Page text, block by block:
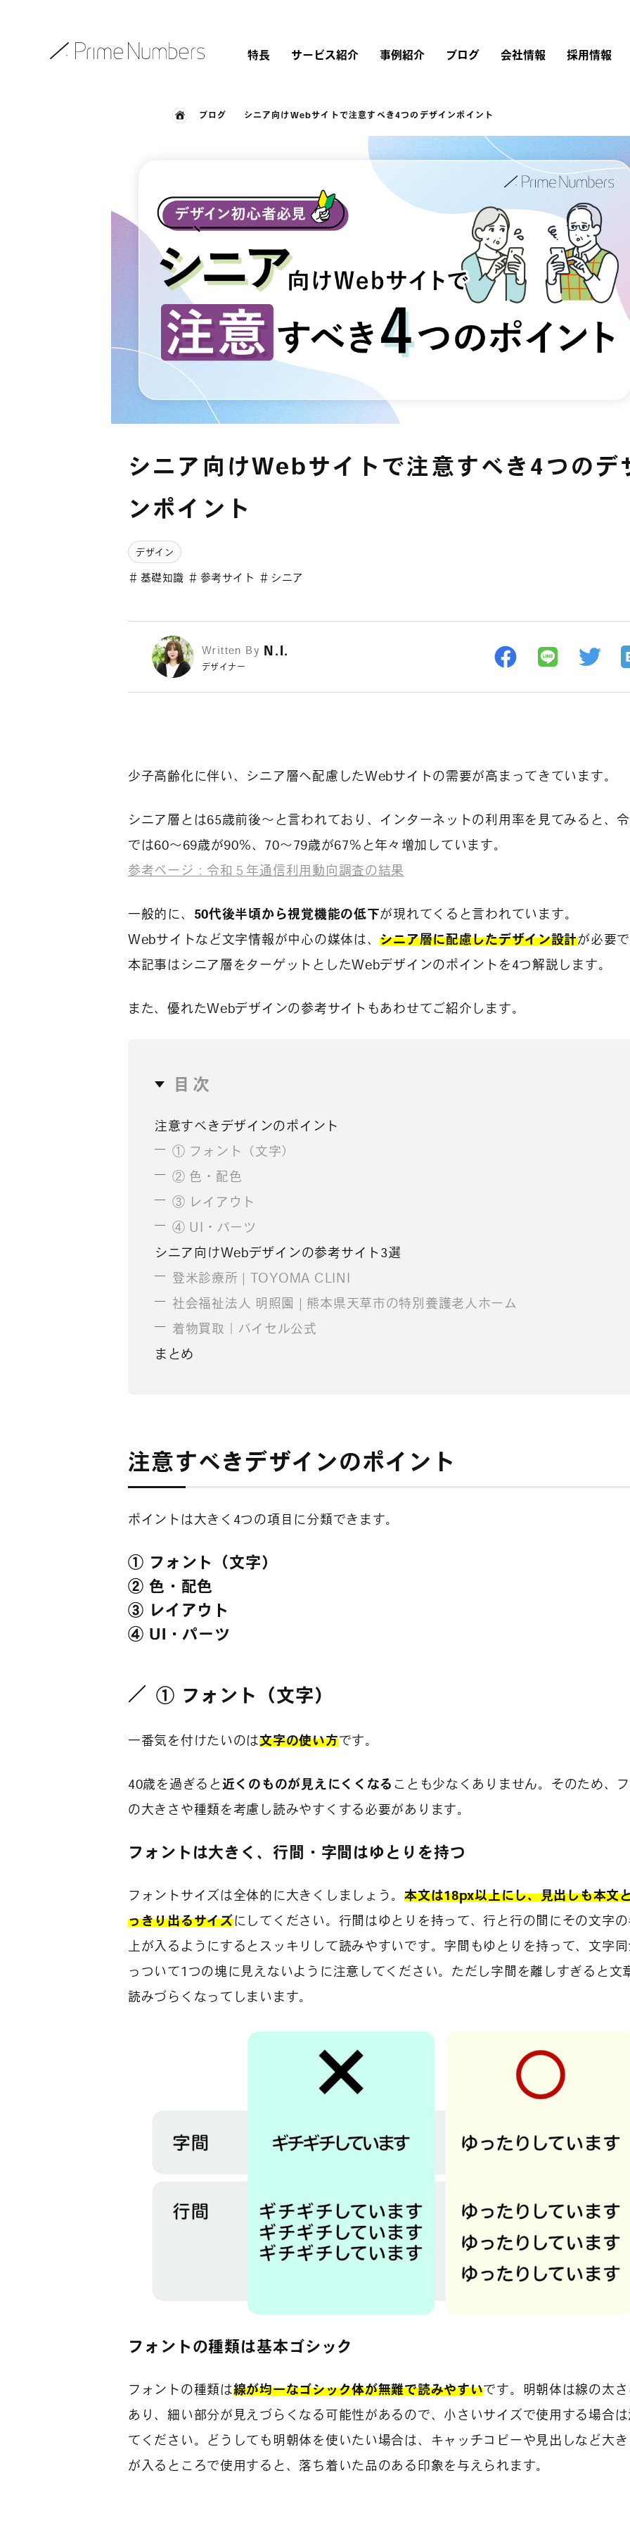
特長 サービス紹介 事例紹介 ブログ 会社情報 採用情報
リスティング広告
Microsoft広告
YouTube広告
Facebook広告
Instagram広告
Twitter広告
LinkedIn広告
TikTok広告
その他の運用型広告
データフィードを
アカウントプランナー
評価制度
中途募集採用フォーム
ブログ シニア向けWebサイトで注意すべき4つのデザインポイント
シニア向けWebサイトで注意すべき4つのデ
ンポイント
デザイン
＃ 基礎知識 ＃ 参考サイト ＃ シニア
Written By N.I.
デザイナー
少子高齢化に伴い、シニア層へ配慮したWebサイトの需要が高まってきています。
シニア層とは65歳前後～と言われており、インターネットの利用率を見てみると、
では60～69歳が90%、70～79歳が67%と年々増加しています。
参考ページ：令和５年通信利用動向調査の結果
一般的に、 50代後半頃から視覚機能の低下が現れてくると言われています。
Webサイトなど文字情報が中心の媒体は、シニア層に配慮したデザイン設計が必要
本記事はシニア層をターゲットとしたWebデザインのポイントを4つ解説します。
また、優れたWebデザインの参考サイトもあわせてご紹介します。
目次
注意すべきデザインのポイント
① フォント（文字）
② 色・配色
③ レイアウト
④ UI・パーツ
シニア向けWebデザインの参考サイト3選
登米診療所 | TOYOMA CLINI
社会福祉法人 明照園 | 熊本県天草市の特別養護老人ホーム
着物買取｜バイセル公式
まとめ
注意すべきデザインのポイント
ポイントは大きく4つの項目に分類できます。
① フォント（文字）
② 色・配色
③ レイアウト
④ UI・パーツ
① フォント（文字）
一番気を付けたいのは文字の使い方です。
40歳を過ぎると 近くのものが見えにくくなる ことも少なくありません。そのため、
の大きさや種類を考慮し読みやすくする必要があります。
フォントは大きく、行間・字間はゆとりを持つ
フォントサイズは全体的に大きくしましょう。本文は18px以上にし、見出しも本文
っきり出るサイズにしてください。行間はゆとりを持って、行と行の間にその文字
上が入るようにするとスッキリして読みやすいです。字間もゆとりを持って、文字
っついて1つの塊に見えないように注意してください。ただし字間を離しすぎると文
読みづらくなってしまいます。
フォントの種類は基本ゴシック
フォントの種類は線が均一なゴシック体が無難で読みやすいです。明朝体は線の太
あり、細い部分が見えづらくなる可能性があるので、小さいサイズで使用する場合
てください。どうしても明朝体を使いたい場合は、キャッチコピーや見出しなど大
が入るところで使用すると、落ち着いた品のある印象を与えられます。